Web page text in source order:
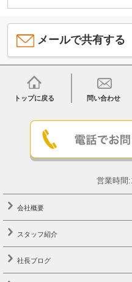
メールで共有する
トップに戻る 問い合わせ
営業時間
会社概要
スタッフ紹介
社長ブログ